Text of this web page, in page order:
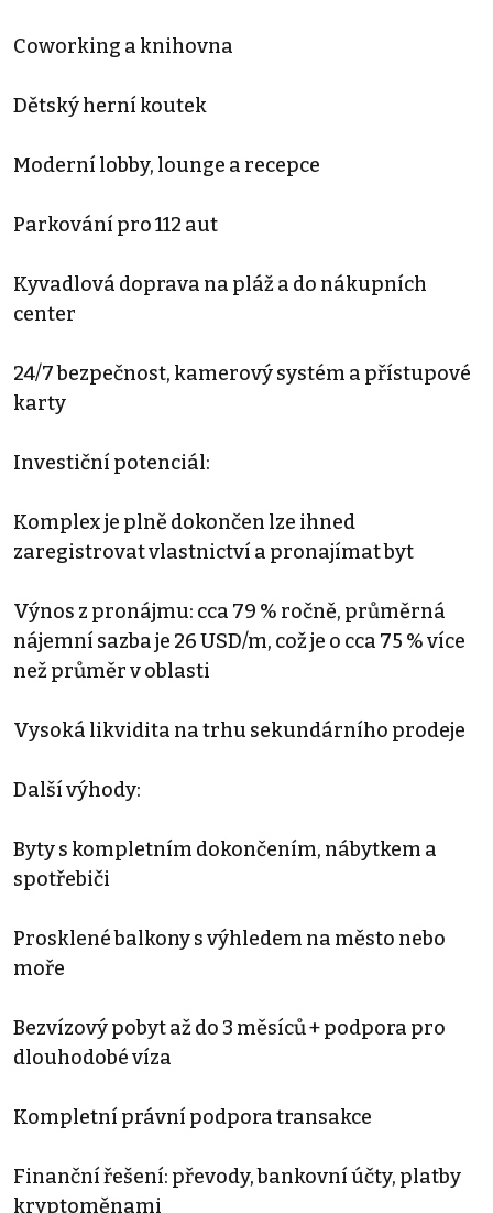
Coworking a knihovna
Dětský herní koutek
Moderní lobby, lounge a recepce
Parkování pro 112 aut
Kyvadlová doprava na pláž a do nákupních
center
24/7 bezpečnost, kamerový systém a přístupové
karty
Investiční potenciál:
Komplex je plně dokončen lze ihned
zaregistrovat vlastnictví a pronajímat byt
Výnos z pronájmu: cca 79 % ročně, průměrná
nájemní sazba je 26 USD/m, což je o cca 75 % více
než průměr v oblasti
Vysoká likvidita na trhu sekundárního prodeje
Další výhody:
Byty s kompletním dokončením, nábytkem a
spotřebiči
Prosklené balkony s výhledem na město nebo
moře
Bezvízový pobyt až do 3 měsíců + podpora pro
dlouhodobé víza
Kompletní právní podpora transakce
Finanční řešení: převody, bankovní účty, platby
kryptoměnami